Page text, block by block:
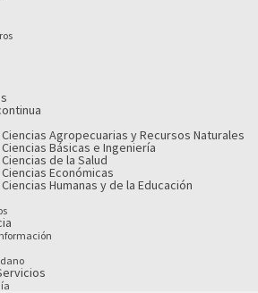
Agropecuarias y Recursos Naturales
Básicas e Ingeniería
de la Salud
Económicas
Humanas y de la Educación